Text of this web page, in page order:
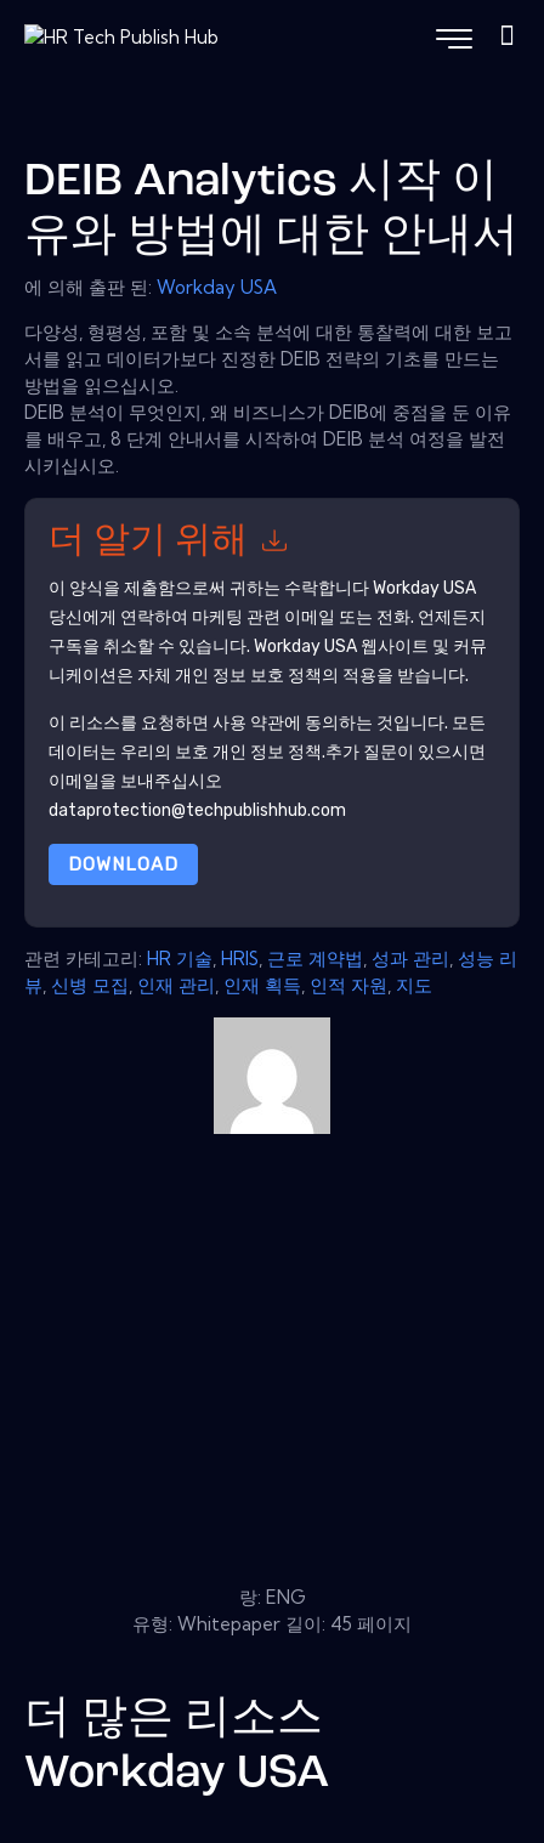
DEIB Analytics 시작 이
유와 방법에 대한 안내서
에 의해 출판 된: Workday USA
다양성, 형평성, 포함 및 소속 분석에 대한 통찰력에 대한 보고
서를 읽고 데이터가보다 진정한 DEIB 전략의 기초를 만드는
방법을 읽으십시오.
DEIB 분석이 무엇인지, 왜 비즈니스가 DEIB에 중점을 둔 이유
를 배우고, 8 단계 안내서를 시작하여 DEIB 분석 여정을 발전
시키십시오.
더 알기 위해
이 양식을 제출함으로써 귀하는 수락합니다Workday USA
당신에게 연락하여 마케팅 관련 이메일 또는 전화. 언제든지
구독을 취소할 수 있습니다. Workday USA웹사이트 및 커뮤
니케이션은 자체 개인 정보 보호 정책의 적용을 받습니다.
이 리소스를 요청하면 사용 약관에 동의하는 것입니다. 모든
데이터는 우리의 보호 개인 정보 정책.추가 질문이 있으시면
이메일을 보내주십시오
dataprotection@techpublishhub.com
DOWNLOAD
관련 카테고리: HR 기술 HRIS 근로 계약법 성과 관리 성능 리
뷰 신병 모집 인재 관리 인재 획득 인적 자원 지도
랑: ENG
유형: Whitepaper 길이: 45 페이지
더 많은 리소스
Workday USA